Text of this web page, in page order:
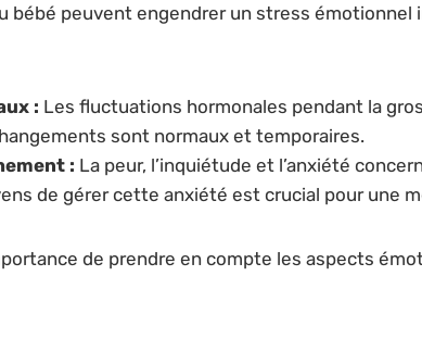
bébé peuvent engendrer un stress
: Les fluctuations hormonales pendant la
sont normaux et temporaires.
: La peur, l’inquiétude et l’anxiété
de gérer cette anxiété est crucial pour une
de prendre en compte les aspects